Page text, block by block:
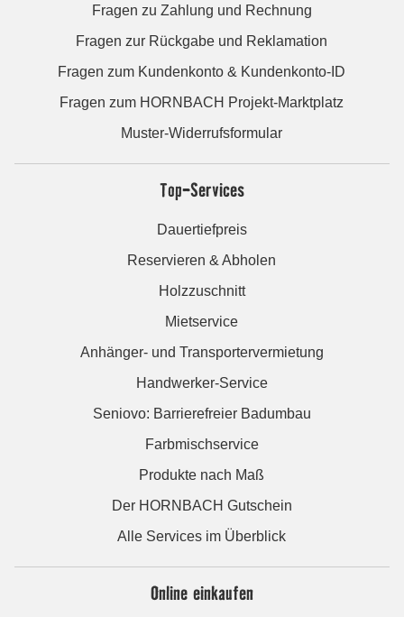
Fragen zu Zahlung und Rechnung
Fragen zur Rückgabe und Reklamation
Fragen zum Kundenkonto & Kundenkonto-ID
Fragen zum HORNBACH Projekt-Marktplatz
Muster-Widerrufsformular
Top-Services
Dauertiefpreis
Reservieren & Abholen
Holzzuschnitt
Mietservice
Anhänger- und Transportervermietung
Handwerker-Service
Seniovo: Barrierefreier Badumbau
Farbmischservice
Produkte nach Maß
Der HORNBACH Gutschein
Alle Services im Überblick
Online einkaufen